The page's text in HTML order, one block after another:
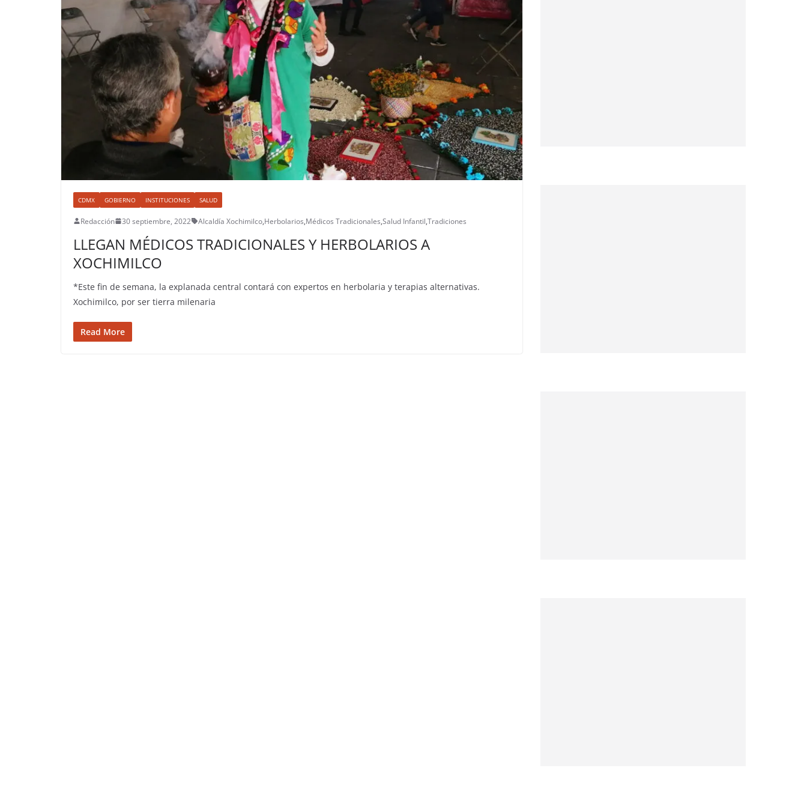
CDMX GOBIERNO INSTITUCIONES SALUD
Redacción 30 septiembre, 2022 Alcaldía Xochimilco,Herbolarios,Médicos Tradicionales,Salud Infantil,Tradiciones
LLEGAN MÉDICOS TRADICIONALES Y HERBOLARIOS A
XOCHIMILCO
*Este fin de semana, la explanada central contará con expertos en herbolaria y terapias alternativas.
Xochimilco, por ser tierra milenaria
Read More